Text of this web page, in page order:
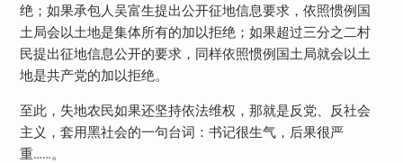
绝；如果承包人吴富生提出公开征地信息要求，依照惯例国
土局会以土地是集体所有的加以拒绝；如果超过三分之二村
民提出征地信息公开的要求，同样依照惯例国土局就会以土
地是共产党的加以拒绝。
至此，失地农民如果还坚持依法维权，那就是反党、反社会
主义，套用黑社会的一句台词：书记很生气，后果很严
重……。